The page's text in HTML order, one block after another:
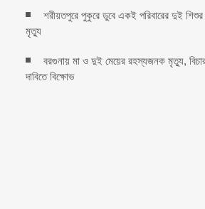
শরীয়তপুরে পুকুরে ডুবে একই পরিবারের দুই শিশুর
মৃত্যু
বরগুনায় মা ও দুই মেয়ের রহস্যজনক মৃত্যু,
দাবিতে বিক্ষোভ